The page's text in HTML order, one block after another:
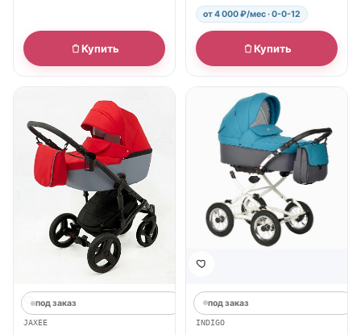
Купить
от 4 000 ₽/мес · 0-0-12
Купить
под заказ
JAXEE
под заказ
INDIGO